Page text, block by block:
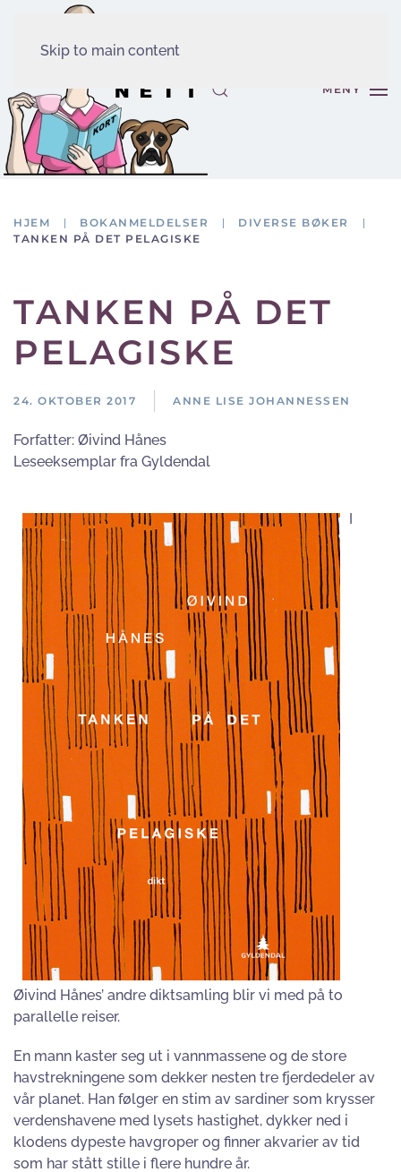
Skip to main content
MENY
HJEM BOKANMELDELSER
DIVERSE BØKER
TANKEN PÅ DET PELAGISKE
TANKEN PÅ DET
PELAGISKE
24. OKTOBER 2017 ANNE LISE JOHANNESSEN
Forfatter: Øivind Hånes
Leseeksemplar fra Gyldendal
I
Øivind Hånes’ andre diktsamling blir vi med på to
parallelle reiser.
En mann kaster seg ut i vannmassene og de store
havstrekningene som dekker nesten tre fjerdedeler av
vår planet. Han følger en stim av sardiner som krysser
verdenshavene med lysets hastighet, dykker ned i
klodens dypeste havgroper og finner akvarier av tid
som har stått stille i flere hundre år.